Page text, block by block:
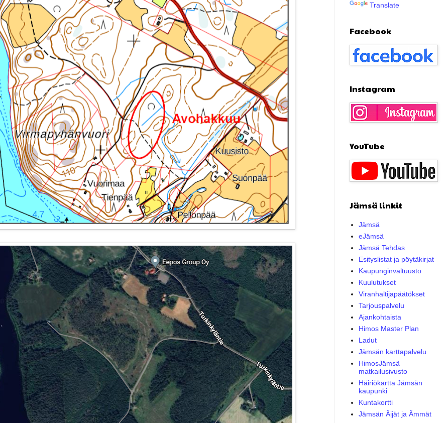
Translate
Facebook
Instagram
YouTube
Jämsä linkit
Jämsä
eJämsä
Jämsä Tehdas
Esityslistat ja pöytäkirjat
Kaupunginvaltuusto
Kuulutukset
Viranhaltijapäätökset
Tarjouspalvelu
Ajankohtaista
Himos Master Plan
Ladut
Jämsän karttapalvelu
HimosJämsä
matkailusivusto
Häiriökartta Jämsän
kaupunki
Kuntakortti
Jämsän Äijät ja Ämmät